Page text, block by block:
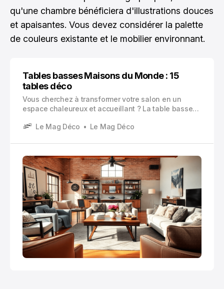
qu'une chambre bénéficiera d'illustrations douces
et apaisantes. Vous devez considérer la palette
de couleurs existante et le mobilier environnant.
Tables basses Maisons du Monde : 15
tables déco
Vous cherchez à transformer votre salon en un
espace chaleureux et accueillant ? La table basse
fonctionnel. Elle constitue le cœur de votre déco
moments de partage avec votre famille et vos amis.
Le Mag Déco Le Mag Déco